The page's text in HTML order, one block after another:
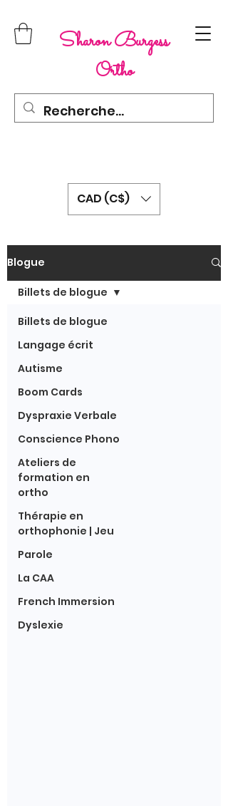
Sharon Burgess
Ortho
CAD (C$)
Blogue
Billets de blogue
Langage écrit
Autisme
Boom Cards
Dyspraxie Verbale
Conscience Phono
Ateliers de
formation en
ortho
Thérapie en
orthophonie | Jeu
Parole
La CAA
French Immersion
Dyslexie
Billets de blogue